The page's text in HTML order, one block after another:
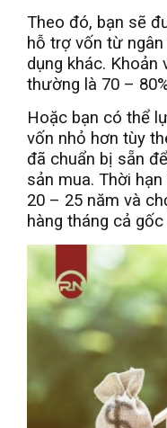
Theo đó, bạn sẽ
hỗ trợ vốn từ
dụng khác. Khoản
thường là 70 –
Hoặc bạn có thể
vốn nhỏ hơn tùy
đã chuẩn bị sẵn
sản mua. Thời
20 – 25 năm và
hàng tháng cả gốc